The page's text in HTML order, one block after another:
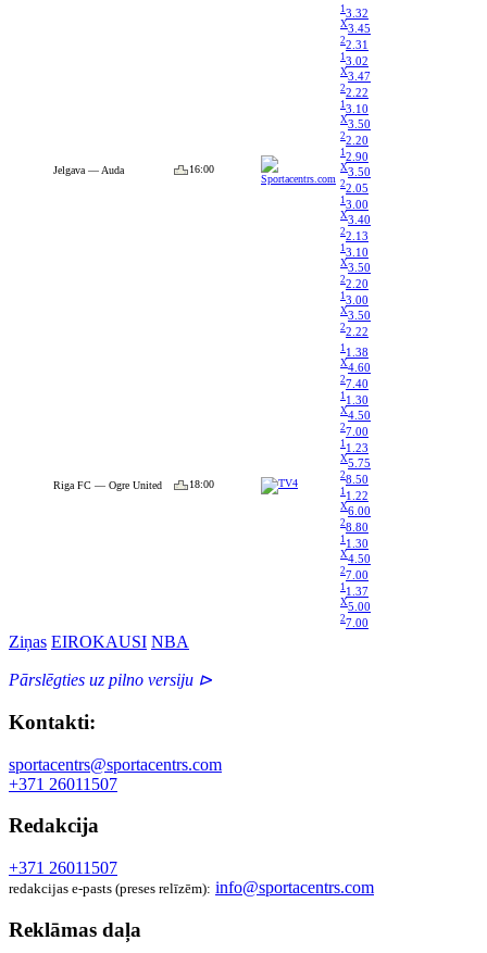
Jelgava — Auda 16:00
13.32
X3.45
22.31
13.02
X3.47
22.22
13.10
X3.50
22.20
12.90
X3.50
22.05
13.00
X3.40
22.13
1 3.10
X3.50
22.20
1 3.00
X3.50
22.22
Riga FC — Ogre United 18:00
1 1.38
X4.60
27.40
1 1.30
X4.50
27.00
1 1.23
X5.75
28.50
1 1.22
X6.00
28.80
1 1.30
X4.50
27.00
1 1.37
X5.00
27.00
Ziņas EIROKAUSI NBA
Pārslēgties uz pilno versiju ⊳
Kontakti:
sportacentrs@sportacentrs.com
+371 26011507
Redakcija
+371 26011507
redakcijas e-pasts (preses relīzēm): info@sportacentrs.com
Reklāmas daļa